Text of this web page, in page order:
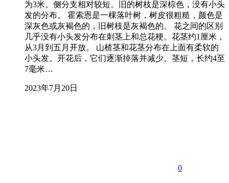
为3米。侧分支相对较短。旧的树枝是深棕色，没有小头
发的分布。 霍索恩是一棵落叶树，树皮很粗糙，颜色是
深灰色或灰褐色的，旧树枝是灰褐色的。 花之间的区别
几乎没有小头发分布在刺茎上和总花梗。花茎约1厘米，
从3月到五月开放。 山楂茎和花茎分布在上面有柔软的
小头发。开花后，它们逐渐掉落并减少。茎短，长约4至
7毫米…
2023年7月20日
0